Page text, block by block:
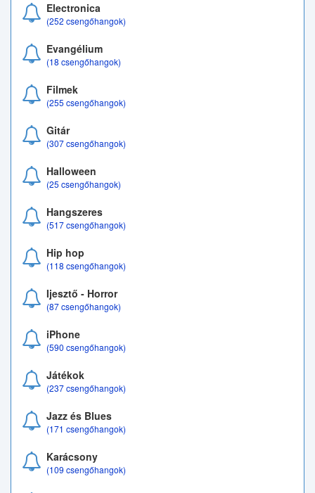
Electronica
(252 csengőhangok)
Evangélium
(18 csengőhangok)
Filmek
(255 csengőhangok)
Gitár
(307 csengőhangok)
Halloween
(25 csengőhangok)
Hangszeres
(517 csengőhangok)
Hip hop
(118 csengőhangok)
Ijesztő - Horror
(87 csengőhangok)
iPhone
(590 csengőhangok)
Játékok
(237 csengőhangok)
Jazz és Blues
(171 csengőhangok)
Karácsony
(109 csengőhangok)